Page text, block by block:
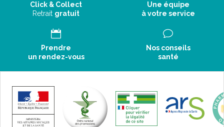
Click & Collect
Retrait gratuit
Une équipe
à votre service
Prendre
un rendez-vous
Nos conseils
santé